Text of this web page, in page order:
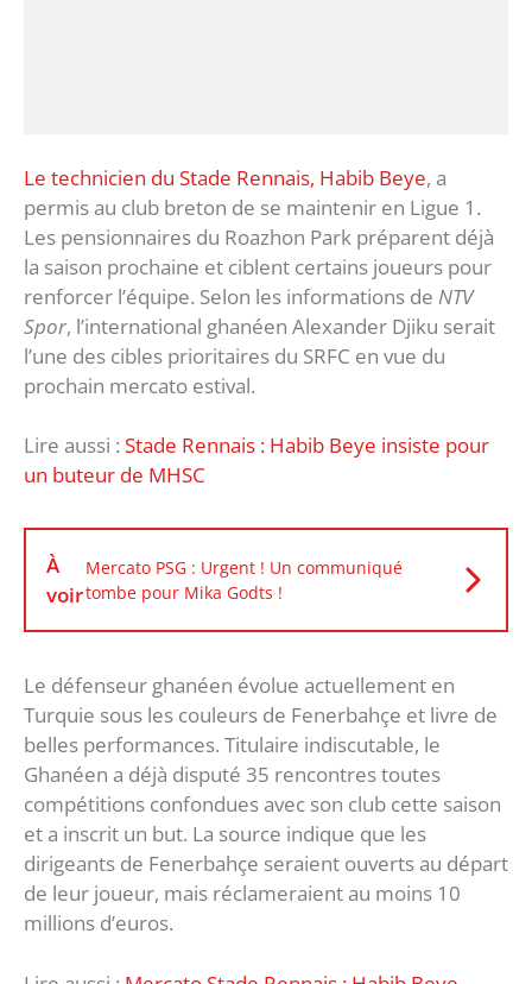
Le technicien du Stade Rennais, Habib Beye, a
permis au club breton de se maintenir en Ligue 1.
Les pensionnaires du Roazhon Park préparent déjà
la saison prochaine et ciblent certains joueurs pour
renforcer l’équipe. Selon les informations de NTV
Spor, l’international ghanéen Alexander Djiku serait
l’une des cibles prioritaires du SRFC en vue du
prochain mercato estival.
Lire aussi : Stade Rennais : Habib Beye insiste pour
un buteur de MHSC
À
voir
Mercato PSG : Urgent ! Un communiqué
tombe pour Mika Godts !
Le défenseur ghanéen évolue actuellement en
Turquie sous les couleurs de Fenerbahçe et livre de
belles performances. Titulaire indiscutable, le
Ghanéen a déjà disputé 35 rencontres toutes
compétitions confondues avec son club cette saison
et a inscrit un but. La source indique que les
dirigeants de Fenerbahçe seraient ouverts au départ
de leur joueur, mais réclameraient au moins 10
millions d’euros.